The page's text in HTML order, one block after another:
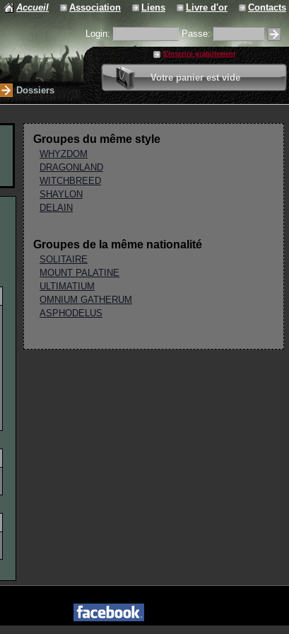
Accueil Association Liens Livre d'or Contacts
Login: Passe:
S'inscrire gratuitement
Votre panier est vide
0 article
Valider votre panier
Dossiers
Groupes du même style
WHYZDOM
DRAGONLAND
WITCHBREED
SHAYLON
DELAIN
Groupes de la même nationalité
SOLITAIRE
MOUNT PALATINE
ULTIMATIUM
OMNIUM GATHERUM
ASPHODELUS